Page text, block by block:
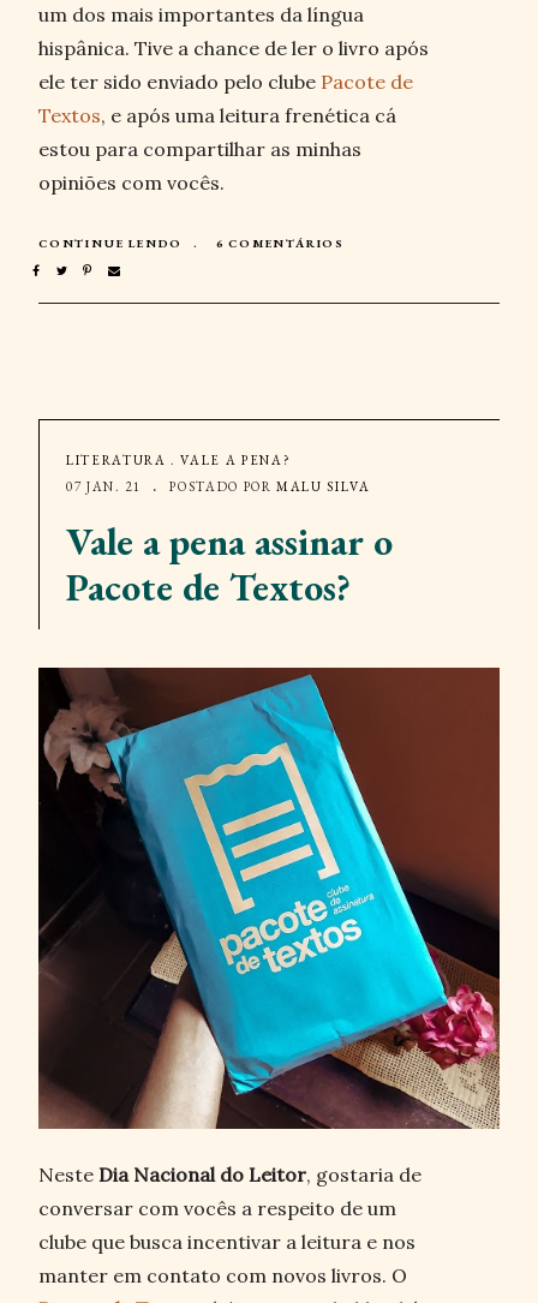
um dos mais importantes da língua
hispânica. Tive a chance de ler o livro após
ele ter sido enviado pelo clube Pacote de
Textos, e após uma leitura frenética cá
estou para compartilhar as minhas
opiniões com vocês.
CONTINUE LENDO 6 COMENTÁRIOS
LITERATURA .VALE A PENA?
07 JAN. 21
POSTADO PORMALU SILVA
Vale a pena assinar o
Pacote de Textos?
Neste Dia Nacional do Leitor, gostaria de
conversar com vocês a respeito de um
clube que busca incentivar a leitura e nos
manter em contato com novos livros. O